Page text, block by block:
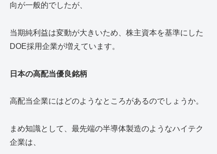
向が一般的でしたが、
当期純利益は変動が大きいため、株主資本を基準にした
DOE採用企業が増えています。
日本の高配当優良銘柄
高配当企業にはどのようなところがあるのでしょうか。
まめ知識として、最先端の半導体製造のようなハイテク
企業は、